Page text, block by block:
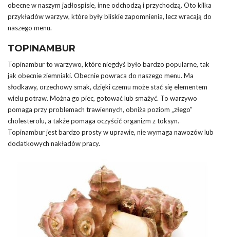
obecne w naszym jadłospisie, inne odchodzą i przychodzą. Oto kilka
przykładów warzyw, które były bliskie zapomnienia, lecz wracają do
naszego menu.
TOPINAMBUR
Topinambur to warzywo, które niegdyś było bardzo popularne, tak
jak obecnie ziemniaki. Obecnie powraca do naszego menu. Ma
słodkawy, orzechowy smak, dzięki czemu może stać się elementem
wielu potraw. Można go piec, gotować lub smażyć. To warzywo
pomaga przy problemach trawiennych, obniża poziom „złego”
cholesterolu, a także pomaga oczyścić organizm z toksyn.
Topinambur jest bardzo prosty w uprawie, nie wymaga nawozów lub
dodatkowych nakładów pracy.